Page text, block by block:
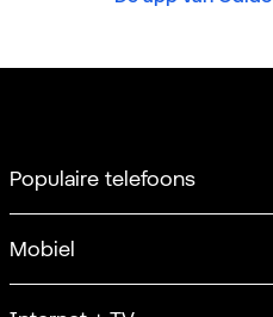
Populaire telefoons
Mobiel